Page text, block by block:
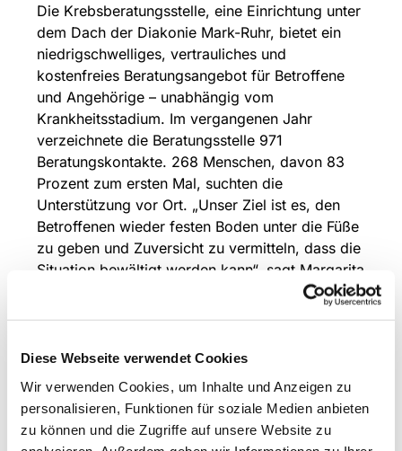
Diese Webseite verwendet Cookies
Wir verwenden Cookies, um Inhalte und Anzeigen zu
personalisieren, Funktionen für soziale Medien anbieten
zu können und die Zugriffe auf unsere Website zu
Die Krebsberatungsstelle, eine Einrichtung unter
dem Dach der Diakonie Mark-Ruhr, bietet ein
niedrigschwelliges, vertrauliches und
kostenfreies Beratungsangebot für Betroffene
und Angehörige – unabhängig vom
Krankheitsstadium. Im vergangenen Jahr
verzeichnete die Beratungsstelle 971
Beratungskontakte. 268 Menschen, davon 83
Prozent zum ersten Mal, suchten die
Unterstützung vor Ort. „Unser Ziel ist es, den
Betroffenen wieder festen Boden unter die Füße
zu geben und Zuversicht zu vermitteln, dass die
Situation bewältigt werden kann“, sagt Margarita
Schiemann, Sozialarbeiterin. Seit über 25
Altersgruppe. Die Beratung erfolgt
Terminvereinbarung.
Das Angebot der Krebsberatungsstelle umfasst: